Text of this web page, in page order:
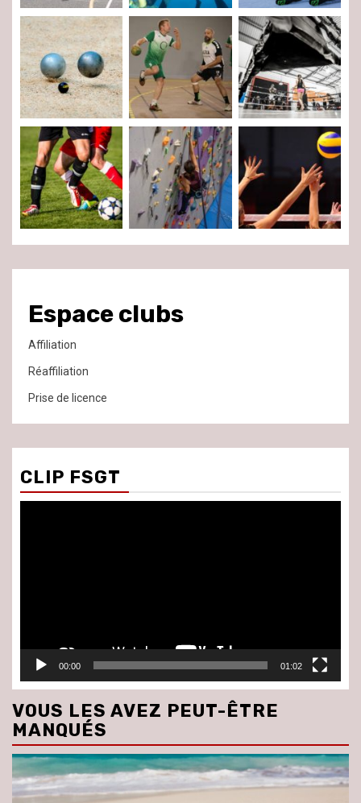
Espace clubs
Affiliation
Réaffiliation
Prise de licence
CLIP FSGT
00:00 01:02
VOUS LES AVEZ PEUT-ÊTRE
MANQUÉS